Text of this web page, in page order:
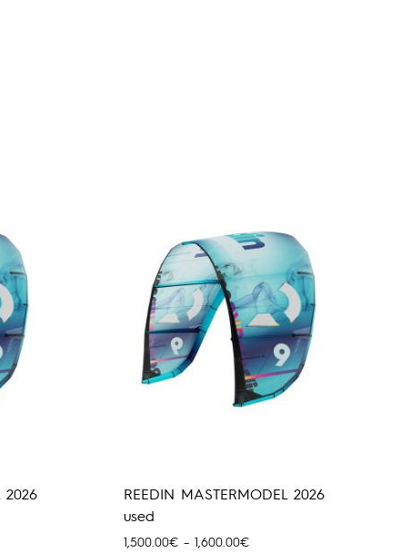
2026
REEDIN MASTERMODEL 2026
used
1,500.00€ – 1,600.00€Price